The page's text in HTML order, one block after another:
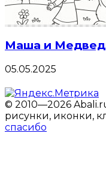
Маша и
05.05.2025
© 2010—2026
рисунки, иконки,
спасибо